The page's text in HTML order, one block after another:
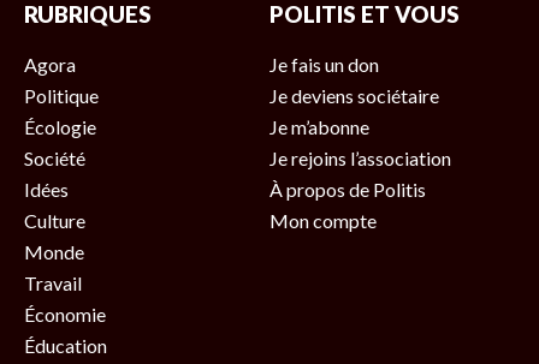
RUBRIQUES
Agora
Politique
Écologie
Société
Idées
Culture
Monde
Travail
Économie
Éducation
POLITIS ET VOUS
Je fais un don
Je deviens sociétaire
Je m’abonne
Je rejoins l’association
À propos de Politis
Mon compte